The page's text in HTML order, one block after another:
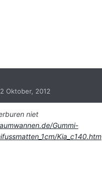
Oktober, 2012
niet
Gummi-
Kia_c140.htm